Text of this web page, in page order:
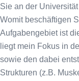
Sie an der
Womit beschäftigen
Aufgabengebiet ist
liegt mein Fokus in
sowie den dabei
Strukturen (z.B.